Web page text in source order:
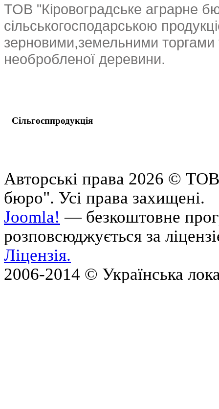
ТОВ "Кіровоградське аграрне
сільськогосподарською
зерновими,земельними торгами
необробленої деревини.
Сільгосппродукція
Авторські права 2026 ©
бюро". Усі права захищені.
Joomla! — безкоштовне
розповсюджується за
Ліцензія.
2006-2014 © Українська